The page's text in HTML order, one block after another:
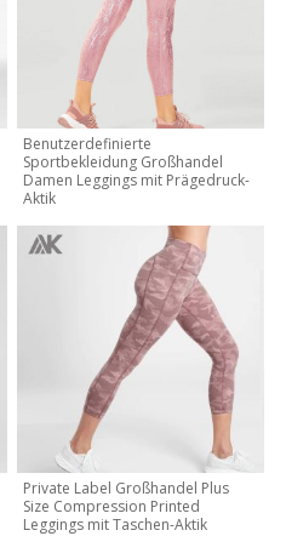
Benutzerdefinierte
Sportbekleidung Großhandel
Damen Leggings mit Prägedruck-
Aktik
Private Label Großhandel Plus
Size Compression Printed
Leggings mit Taschen-Aktik